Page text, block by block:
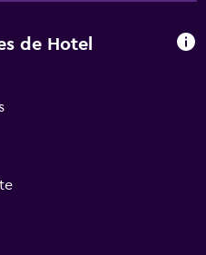
de Hotel